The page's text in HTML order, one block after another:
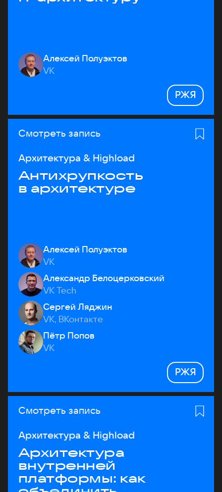
Алексей Полуэктов
VK
РЖЯ
Смотреть запись
Архитектура & Highload
Антихрупкость
в архитектуре
Алексей Полуэктов
VK
Александр Белоцерковский
VK Tech
Сергей Ляджин
VK, ВКонтакте
Пётр Попов
VK
РЖЯ
Смотреть запись
Архитектура & Highload
Архитектура
внутренней
платформы: как